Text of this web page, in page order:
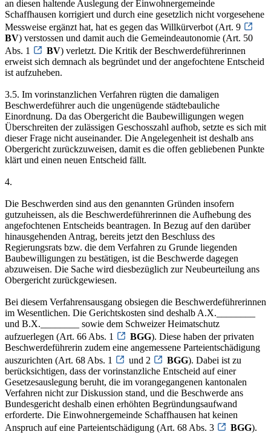
an diesen haltende Auslegung der Einwohnergemeinde
Schaffhausen korrigiert und durch eine gesetzlich nicht vorgesehene
Messweise ergänzt hat, hat es gegen das Willkürverbot (Art. 9
BV) verstossen und damit auch die Gemeindeautonomie (Art. 50
Abs. 1
BV) verletzt. Die Kritik der Beschwerdeführerinnen
erweist sich demnach als begründet und der angefochtene Entscheid
ist aufzuheben.
3.5. Im vorinstanzlichen Verfahren rügten die damaligen
Beschwerdeführer auch die ungenügende städtebauliche
Einordnung. Da das Obergericht die Baubewilligungen wegen
Überschreiten der zulässigen Geschosszahl aufhob, setzte es sich mit
dieser Frage nicht auseinander. Die Angelegenheit ist deshalb ans
Obergericht zurückzuweisen, damit es die offen gebliebenen Punkte
klärt und einen neuen Entscheid fällt.
4.
Die Beschwerden sind aus den genannten Gründen insofern
gutzuheissen, als die Beschwerdeführerinnen die Aufhebung des
angefochtenen Entscheids beantragen. In Bezug auf den darüber
hinausgehenden Antrag, bereits jetzt den Beschluss des
Regierungsrats bzw. die dem Verfahren zu Grunde liegenden
Baubewilligungen zu bestätigen, ist die Beschwerde dagegen
abzuweisen. Die Sache wird diesbezüglich zur Neubeurteilung ans
Obergericht zurückgewiesen.
Bei diesem Verfahrensausgang obsiegen die Beschwerdeführerinnen
im Wesentlichen. Die Gerichtskosten sind deshalb A.X.________
und B.X.________ sowie dem Schweizer Heimatschutz
aufzuerlegen (Art. 66 Abs. 1
BGG). Diese haben der privaten
Beschwerdeführerin zudem eine angemessene Parteientschädigung
auszurichten (Art. 68 Abs. 1
und 2 BGG). Dabei ist zu
berücksichtigen, dass der vorinstanzliche Entscheid auf einer
Gesetzesauslegung beruht, die im vorangegangenen kantonalen
Verfahren nicht zur Diskussion stand, und die Beschwerde ans
Bundesgericht deshalb einen erhöhten Begründungsaufwand
erforderte. Die Einwohnergemeinde Schaffhausen hat keinen
Anspruch auf eine Parteientschädigung (Art. 68 Abs. 3
BGG).